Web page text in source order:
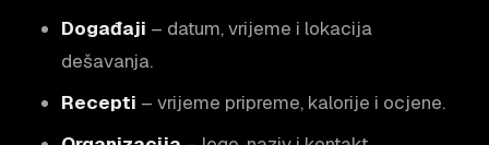
Događaji – datum, vrijeme i lokacija
dešavanja.
Recepti – vrijeme pripreme, kalorije i ocjene.